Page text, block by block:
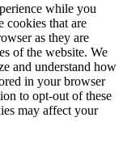
while you
cookies that are
as they are
of the website. We
and understand how
in your browser
to opt-out of these
may affect your